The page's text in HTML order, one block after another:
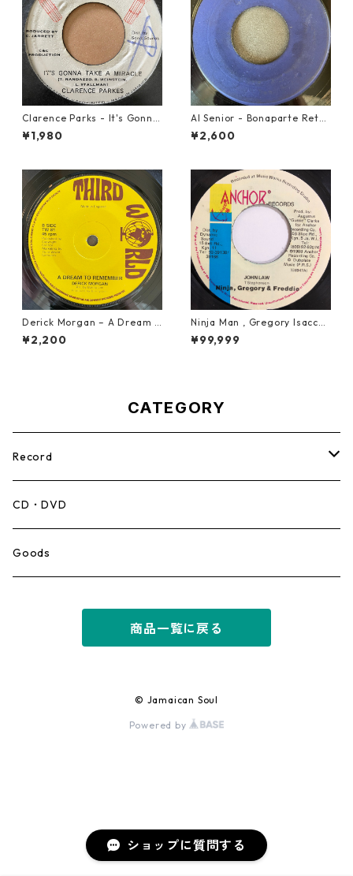
ショップに質問する
Clarence Parks - It's Gonna
Take A Miracle【7-21096】
¥1,980
Al Senior - Bonaparte Retre
at【7-21861】
¥2,600
Derick Morgan – A Dream T
o Remember【7-21824】
¥2,200
Ninja Man , Gregory Isaccs
& Freddie Mcgregor - John
Low【7-20010】
¥99,999
CATEGORY
Record
Mento,Calypso,Ballad
Ska
Early Dancehall
CD・DVD
Goods
商品一覧に戻る
© Jamaican Soul
Powered by